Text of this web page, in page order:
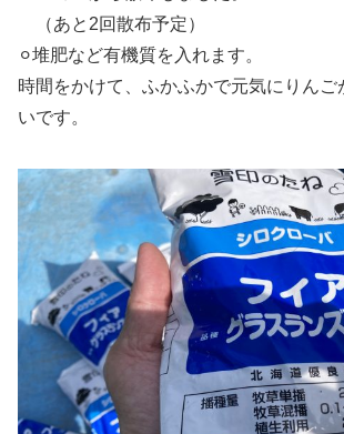
（あと2回散布予定）
⚪︎堆肥など有機質を入れます。
時間をかけて、ふかふかで元気にりんご
いです。